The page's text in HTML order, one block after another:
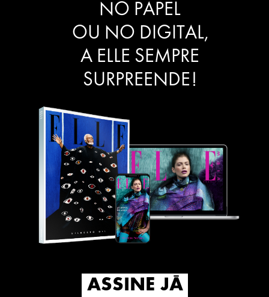
NO PAPEL
OU NO DIGITAL,
A ELLE SEMPRE
SURPREENDE!
ASSINE JÁ
ASSINE JÁ